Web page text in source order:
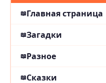
Главная страница
Загадки
Разное
Сказки